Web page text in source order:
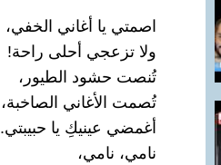
اصمتي يا أغاني الخفي،
ولا تزعجي أحلى راحة!
تُنصت حشود الطيور،
تُصمت الأغاني الصاخبة،
أغمضي عينيكِ يا حبيبتي.
نامي، نامي،